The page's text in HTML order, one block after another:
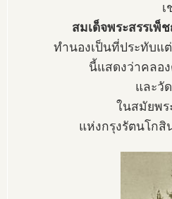
สมเด็จพระสรรเพ็
ทำนองเป็นที่ประทับแ
นี้แสดงว่าคลอ
และวั
ในสมัยพร
แห่งกรุงรัตนโก